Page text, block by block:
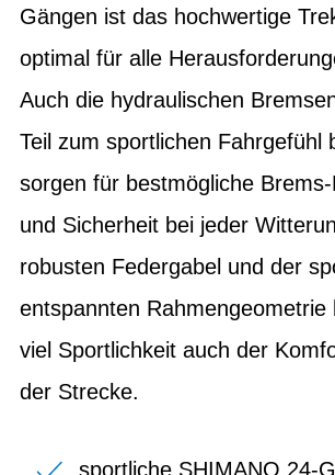
Gängen ist das hochwertige
optimal für alle
Auch die hydraulischen
Teil zum sportlichen Fahrgefühl
sorgen für bestmögliche
und Sicherheit bei jeder
robusten Federgabel und der
entspannten Rahmengeometrie
viel Sportlichkeit auch der
der Strecke.
sportliche SHIMANO 24-